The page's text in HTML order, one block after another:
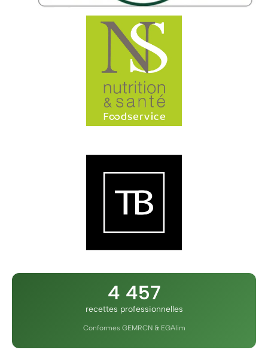
4 457
recettes professionnelles
Conformes GEMRCN & EGAlim